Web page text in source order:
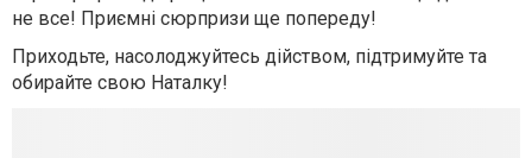
не все! Приємні сюрпризи ще попереду!
Приходьте, насолоджуйтесь дійством, підтримуйте та
обирайте свою Наталку!